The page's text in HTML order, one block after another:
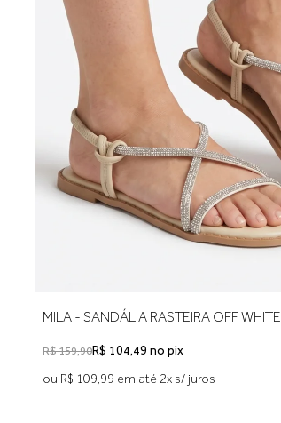
MILA - SANDÁLIA RASTEIRA OFF WHITE
R$ 159,90R$ 104,49 no pix
ou R$ 109,99 em até 2x s/ juros